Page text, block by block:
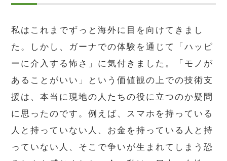
私はこれまでずっと海外に目を向けてきまし
た。しかし、ガーナでの体験を通じて「ハッピ
ーに介入する怖さ」に気付きました。「モノが
あることがいい」という価値観の上での技術支
援は、本当に現地の人たちの役に立つのか疑問
に思ったのです。例えば、スマホを持っている
人と持っていない人、お金を持っている人と持
っていない人、そこで争いが生まれてしまう恐